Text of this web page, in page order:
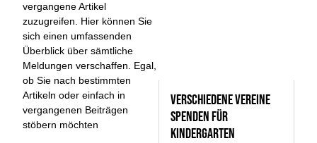
vergangene Artikel
zuzugreifen. Hier können Sie
sich einen umfassenden
Überblick über sämtliche
Meldungen verschaffen. Egal,
ob Sie nach bestimmten
Artikeln oder einfach in
vergangenen Beiträgen
stöbern möchten
Verschiedene Vereine
spenden für
Kindergarten